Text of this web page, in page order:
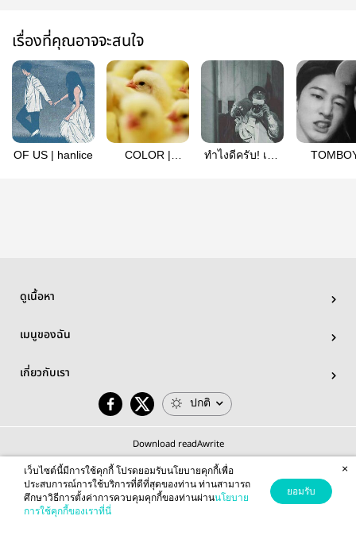
เรื่องที่คุณอาจจะสนใจ
OF US | hanlice
COLOR |
ทำไงดีครับ! เมื่อ
ดูเนื้อหา
เมนูของฉัน
เกี่ยวกับเรา
ปกติ
Download readAwrite
© 2026 readAwrite.com by MEB Corporation Public Company Limited
This site is protected by reCAPTCHA and the Google
เว็บไซต์นี้มีการใช้คุกกี้ โปรดยอมรับนโยบายคุกกี้เพื่อ
ประสบการณ์การใช้บริการที่ดีที่สุดของท่าน ท่านสามารถ
ศึกษาวิธีการตั้งค่าการควบคุมคุกกี้ของท่านผ่านนโยบาย
การใช้คุกกี้ของเราที่นี่
ยอมรับ
×